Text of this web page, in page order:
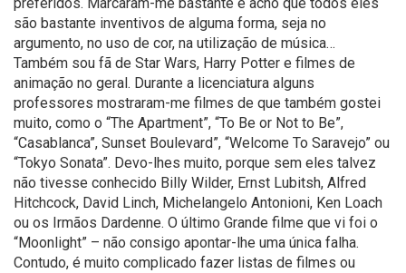
são bastante inventivos de alguma forma, seja no
argumento, no uso de cor, na utilização de música…
Também sou fã de Star Wars, Harry Potter e filmes de
animação no geral. Durante a licenciatura alguns
professores mostraram-me filmes de que também gostei
muito, como o “The Apartment”, “To Be or Not to Be”,
“Casablanca”, Sunset Boulevard”, “Welcome To Saravejo” ou
“Tokyo Sonata”. Devo-lhes muito, porque sem eles talvez
não tivesse conhecido Billy Wilder, Ernst Lubitsh, Alfred
Hitchcock, David Linch, Michelangelo Antonioni, Ken Loach
ou os Irmãos Dardenne. O último Grande filme que vi foi o
“Moonlight” – não consigo apontar-lhe uma única falha.
Contudo, é muito complicado fazer listas de filmes ou